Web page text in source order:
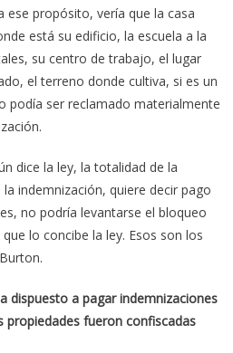
ese propósito, vería que la casa
está su edificio, la escuela a la
su centro de trabajo, el lugar
el terreno donde cultiva, si es un
podía ser reclamado materialmente
dice la ley, la totalidad de la
indemnización, quiere decir pago
no podría levantarse el bloqueo
lo concibe la ley. Esos son los
dispuesto a pagar indemnizaciones
propiedades fueron confiscadas